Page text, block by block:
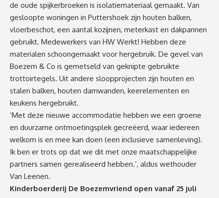
de oude spijkerbroeken is isolatiemateriaal gemaakt. Van
gesloopte woningen in Puttershoek zijn houten balken,
vloerbeschot, een aantal kozijnen, meterkast en dakpannen
gebruikt. Medewerkers van HW Werkt! Hebben deze
materialen schoongemaakt voor hergebruik. De gevel van
Boezem & Co is gemetseld van geknipte gebruikte
trottoirtegels. Uit andere sloopprojecten zijn houten en
stalen balken, houten damwanden, keerelementen en
keukens hergebruikt.
‘Met deze nieuwe accommodatie hebben we een groene
en duurzame ontmoetingsplek gecreëerd, waar iedereen
welkom is en mee kan doen (een inclusieve samenleving).
Ik ben er trots op dat we dit met onze maatschappelijke
partners samen gerealiseerd hebben.’, aldus wethouder
Van Leenen.
Kinderboerderij De Boezemvriend open vanaf 25 juli